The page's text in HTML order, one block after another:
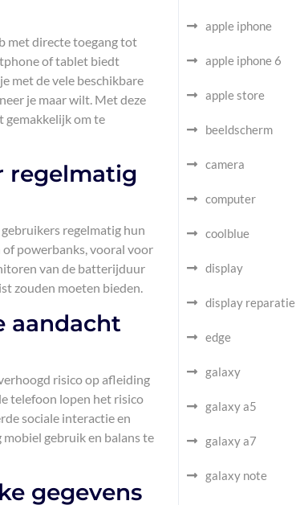
met directe toegang tot
of tablet biedt
met de vele beschikbare
je maar wilt. Met deze
gemakkelijk om te
regelmatig
regelmatig hun
powerbanks, vooral voor
van de batterijduur
zouden moeten bieden.
aandacht
risico op afleiding
telefoon lopen het risico
sociale interactie en
gebruik en balans te
gegevens
apple iphone
apple iphone 6
apple store
beeldscherm
camera
computer
coolblue
display
display reparatie
edge
galaxy
galaxy a5
galaxy a7
galaxy note